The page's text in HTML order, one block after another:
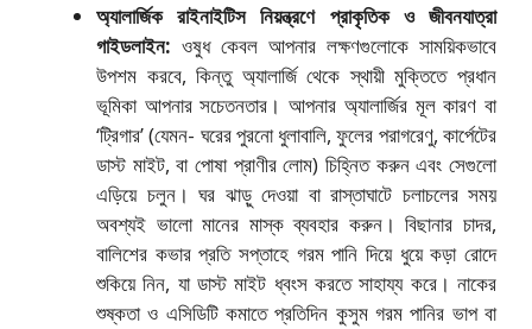
অ্যালার্জিক রাইনাইটিস নিয়ন্ত্রণে প্রাকৃতিক ও জীবনযাত্রা
গাইডলাইন: ওষুধ কেবল আপনার লক্ষণগুলোকে সাময়িকভাবে
উপশম করবে, কিন্তু অ্যালার্জি থেকে স্থায়ী মুক্তিতে প্রধান
ভূমিকা আপনার সচেতনতার। আপনার অ্যালার্জির মূল কারণ বা
‘ট্রিগার’ (যেমন- ঘরের পুরনো ধুলাবালি, ফুলের পরাগরেণু, কার্পেটের
ডাস্ট মাইট, বা পোষা প্রাণীর লোম) চিহ্নিত করুন এবং সেগুলো
এড়িয়ে চলুন। ঘর ঝাড়ু দেওয়া বা রাস্তাঘাটে চলাচলের সময়
অবশ্যই ভালো মানের মাস্ক ব্যবহার করুন। বিছানার চাদর,
বালিশের কভার প্রতি সপ্তাহে গরম পানি দিয়ে ধুয়ে কড়া রোদে
শুকিয়ে নিন, যা ডাস্ট মাইট ধ্বংস করতে সাহায্য করে। নাকের
শুষ্কতা ও এসিডিটি কমাতে প্রতিদিন কুসুম গরম পানির ভাপ বা